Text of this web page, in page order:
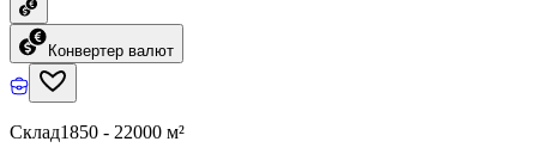
Конвертер валют
Склад1850 - 22000 м²